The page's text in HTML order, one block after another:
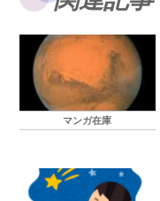
マンガ在庫